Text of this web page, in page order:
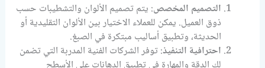
التصميم المخصص: يتم تصميم الألوان والتشطيبات حسب
ذوق العميل. يمكن للعملاء الاختيار بين الألوان التقليدية أو
الحديثة، وتطبيق أساليب مبتكرة في الصبغ.
احترافية التنفيذ: توفر الشركات الفنية المدربة التي تضمن